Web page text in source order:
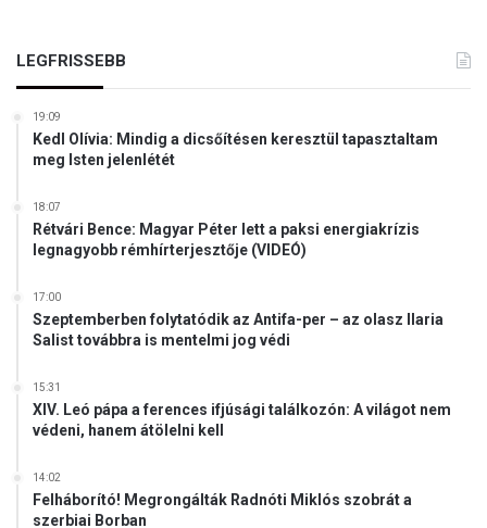
LEGFRISSEBB
19:09
Kedl Olívia: Mindig a dicsőítésen keresztül tapasztaltam
meg Isten jelenlétét
18:07
Rétvári Bence: Magyar Péter lett a paksi energiakrízis
legnagyobb rémhírterjesztője (VIDEÓ)
17:00
Szeptemberben folytatódik az Antifa-per – az olasz Ilaria
Salist továbbra is mentelmi jog védi
15:31
XIV. Leó pápa a ferences ifjúsági találkozón: A világot nem
védeni, hanem átölelni kell
14:02
Felháborító! Megrongálták Radnóti Miklós szobrát a
szerbiai Borban